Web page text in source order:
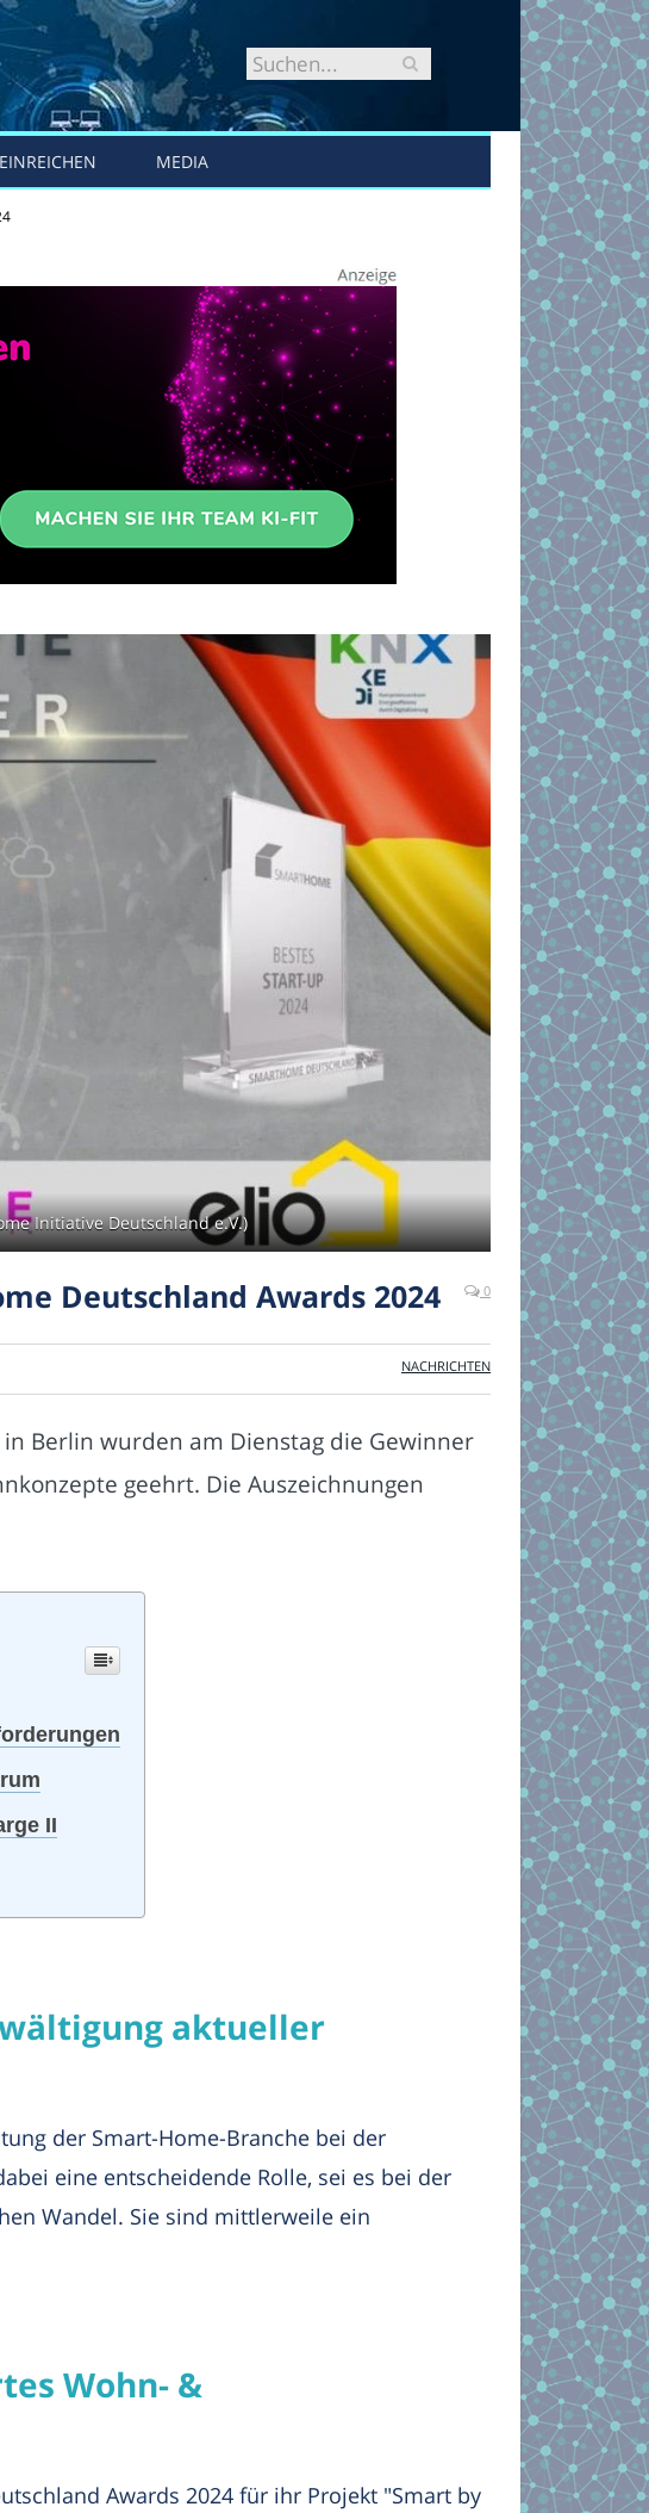
MEDIA
Initiative Deutschland e.V.)
Deutschland Awards 2024 0
NACHRICHTEN
Berlin wurden am Dienstag die Gewinner
geehrt. Die Auszeichnungen
II
aktueller
der Smart-Home-Branche bei der
eine entscheidende Rolle, sei es bei der
Wandel. Sie sind mittlerweile ein
Wohn- &
Awards 2024 für ihr Projekt "Smart by